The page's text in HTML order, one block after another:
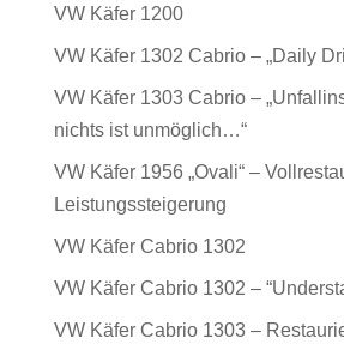
VW Käfer 1200
VW Käfer 1302 Cabrio – „Daily
VW Käfer 1303 Cabrio –
nichts ist unmöglich…“
VW Käfer 1956 „Ovali“ –
Leistungssteigerung
VW Käfer Cabrio 1302
VW Käfer Cabrio 1302 –
VW Käfer Cabrio 1303 –